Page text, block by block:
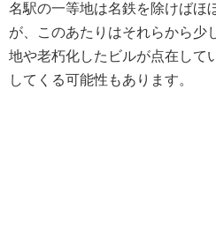
名駅の一等地は名鉄を除けばほ
が、このあたりはそれらから少
地や老朽化したビルが点在して
してくる可能性もあります。